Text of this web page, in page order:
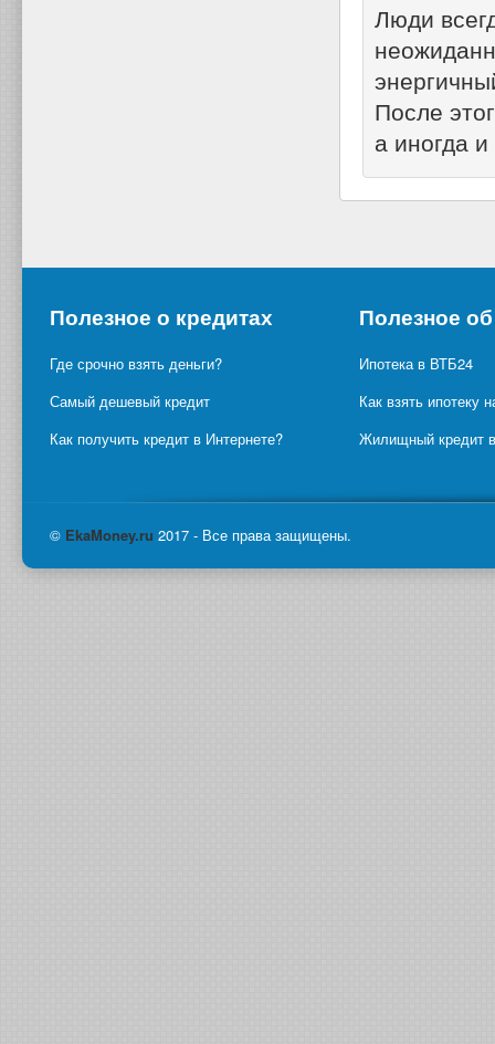
Люди
После
а иногда
Полезное о кредитах
Где срочно взять деньги?
Самый дешевый кредит
Как получить кредит в Интернете?
Полезное
Ипотека в ВТБ24
Как взять ипотеку
Жилищный кредит
© EkaMoney.ru 2017 - Все права защищены.